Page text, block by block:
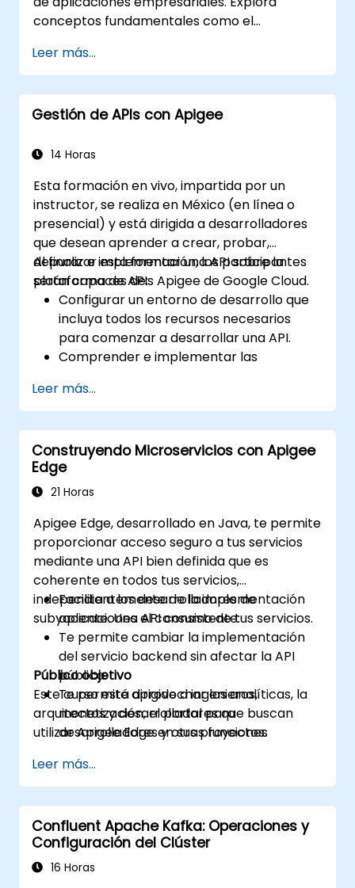
conceptos fundamentales como el
mensajes, estrategias de manejo de errores,
conectores de componentes, Patrones de
Integración Empresarial (EIP) y gestión de
transacciones. Guía a los desarrolladores a
definiciones de rutas, conexión de beans,
monitoreo. Capacita a los profesionales para
diseñar capas de comunicación de
microservicios confiables, optimizando los
flujos de datos.
Leer más...
Gestión de APIs con Apigee
14 Horas
Esta formación en vivo, impartida por un
instructor, se realiza en México (en línea o
presencial) y está dirigida a desarrolladores
que desean aprender a crear, probar,
depurar e implementar una API sobre la
plataforma de APIs Apigee de Google Cloud.
Al finalizar esta formación, los participantes
serán capaces de:
Configurar un entorno de desarrollo que
incluya todos los recursos necesarios
para comenzar a desarrollar una API.
Comprender e implementar las
Apigee Edge.
Crear e implementar una API en Google
Cloud.
Monitorear y depurar errores de la API.
Aprovechar las soluciones de análisis y
aprendizaje automático de Google Cloud
Leer más...
Construyendo Microservicios con Apigee
Edge
21 Horas
Apigee Edge, desarrollado en Java, te permite
proporcionar acceso seguro a tus servicios
mediante una API bien definida que es
coherente en todos tus servicios,
independientemente de la implementación
subyacente. Una API consistente:
Facilita a los desarrolladores de
aplicaciones el consumo de tus servicios.
Te permite cambiar la implementación
del servicio backend sin afectar la API
pública.
Te permite aprovechar las analíticas, la
monetización, el portal para
desarrolladores y otras funciones
Público objetivo
Este curso está dirigido a ingenieros,
arquitectos y desarrolladores que buscan
utilizar Apigee Edge en sus proyectos.
Leer más...
Confluent Apache Kafka: Operaciones y
Configuración del Clúster
16 Horas